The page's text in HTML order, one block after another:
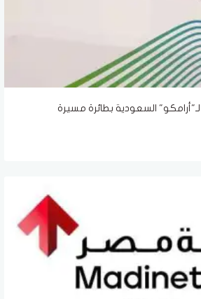
السعودية بطائرة مسيرة